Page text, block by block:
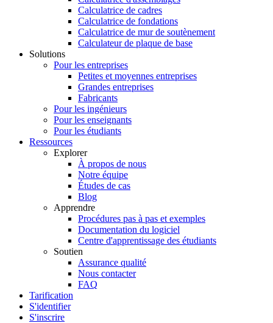
Calculatrice de cadres
Calculatrice de fondations
Calculatrice de mur de soutènement
Calculateur de plaque de base
Solutions
Pour les entreprises
Petites et moyennes entreprises
Grandes entreprises
Fabricants
Pour les ingénieurs
Pour les enseignants
Pour les étudiants
Ressources
Explorer
À propos de nous
Notre équipe
Études de cas
Blog
Apprendre
Procédures pas à pas et exemples
Documentation du logiciel
Centre d'apprentissage des étudiants
Soutien
Assurance qualité
Nous contacter
FAQ
Tarification
S'identifier
S'inscrire